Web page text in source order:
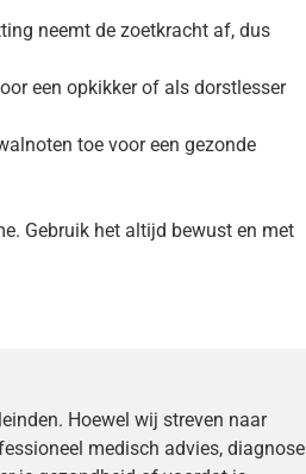
neemt de zoetkracht af, dus
een opkikker of als dorstlesser
toe voor een gezonde
Gebruik het altijd bewust en met
Hoewel wij streven naar
medisch advies, diagnose